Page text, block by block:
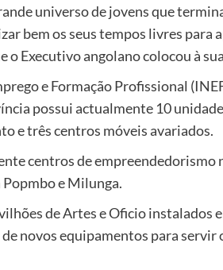
universo de jovens que
bem os seus tempos livres para
Executivo angolano colocou à
e Formação Profissional
possui actualmente 10
e três centros móveis avariados.
centros de empreendedorismo
Popmbo e Milunga.
de Artes e Oficio instalados
novos equipamentos para servir